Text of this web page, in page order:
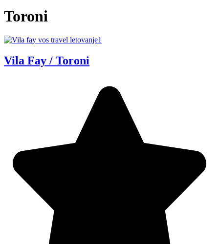
Toroni
Vila Fay / Toroni